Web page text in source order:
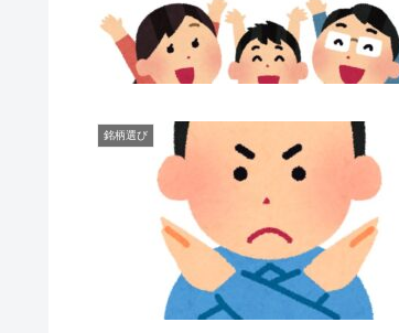
銘柄選び